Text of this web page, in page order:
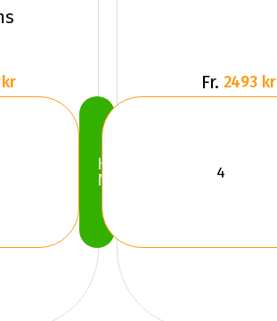
Köp
Nu
Fr. 2493 kr